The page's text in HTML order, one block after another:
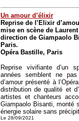
Un amour d’élixir
Reprise de l’Elixir
mise en scène de
direction de Giampaolo
Paris.
Opéra Bastille, Paris
Reprise vivifiante d’un
années semblent ne
d’amour présenté à
distribution de qualité et
artistes et chanteurs
Giampaolo Bisanti, monté
énergie solaire sans
Le 28/09/2021